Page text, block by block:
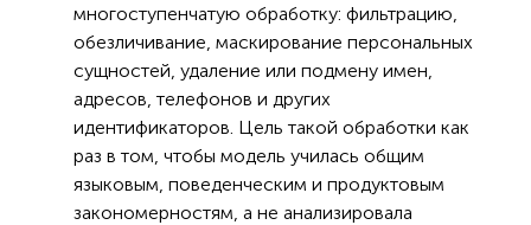
многоступенчатую обработку: фильтрацию,
обезличивание, маскирование персональных
сущностей, удаление или подмену имен,
адресов, телефонов и других
идентификаторов. Цель такой обработки как
раз в том, чтобы модель училась общим
языковым, поведенческим и продуктовым
закономерностям, а не анализировала